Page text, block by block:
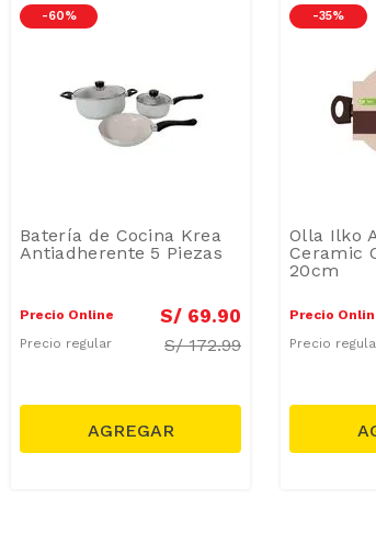
-60 %
Batería de Cocina Krea
Antiadherente 5 Piezas
Precio Online S/ 69.90
Precio regular S/172.99
-35 %
Olla Ilko
Ceramic
20cm
Precio
Precio